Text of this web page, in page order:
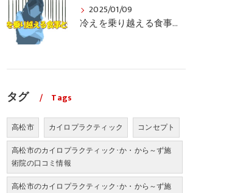
2025/01/09
冷えを乗り越える食事と運動
タグ Tags
高松市 カイロプラクティック
コンセプト
高松市のカイロプラクティック･か・から～ず施
術院の口コミ情報
高松市のカイロプラクティック･か・から～ず施